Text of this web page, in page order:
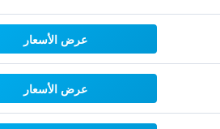
عرض الأسعار
عرض الأسعار